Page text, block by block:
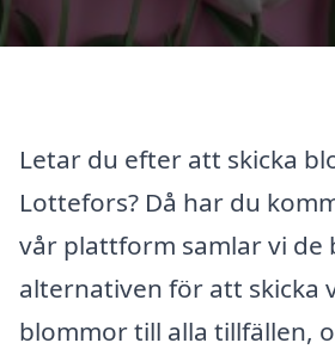
Letar du efter att skicka
Lottefors? Då har du
vår plattform samlar vi de
alternativen för att skicka
blommor till alla tillfällen,